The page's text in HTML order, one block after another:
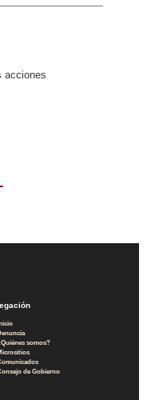
acciones
somos?
de Gobierno